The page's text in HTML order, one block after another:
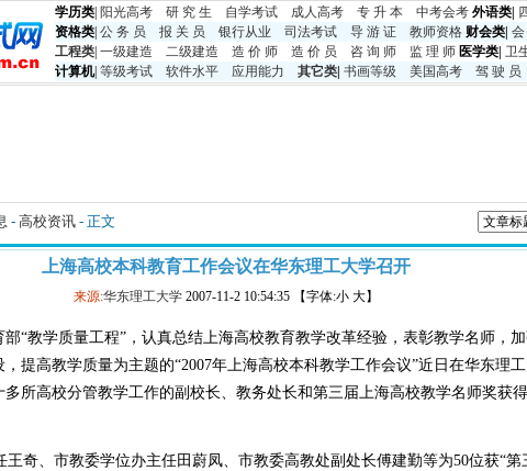
学历类 阳光高考 研 究 生 自学考试 成人高考 专 升 本 中考会考 外语类|
资格类 公 务 员 报 关 员 银行从业 司法考试 导 游 证 教师资格 财会类| 会
工程类 一级建造 二级建造 造 价 师 造 价 员 咨 询 师 监 理 师 医学类| 卫
计算机| 等级考试 软件水平 应用能力 其它类 书画等级 美国高考 驾 驶 员
- 高校资讯 - 正文
上海高校本科教育工作会议在华东理工大学召开
来源:华东理工大学 2007-11-2 10:54:35 【字体:小 大】
“教学质量工程”，认真总结上海高校教育教学改革经验，表彰教学名师，
提高教学质量为主题的“2007年上海高校本科教学工作会议”近日在华东理
所高校分管教学工作的副校长、教务处长和第三届上海高校教学名师奖获
奇、市教委学位办主任田蔚凤、市教委高教处副处长傅建勤等为50位获“第